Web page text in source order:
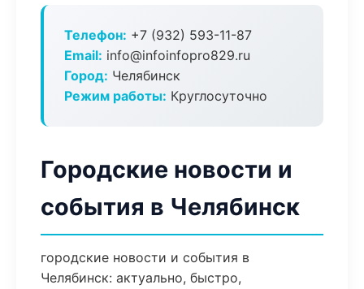
Телефон: +7 (932) 593-11-87
Email: info@infoinfopro829.ru
Город: Челябинск
Режим работы: Круглосуточно
Городские новости и
события в Челябинск
городские новости и события в
Челябинск: актуально, быстро,